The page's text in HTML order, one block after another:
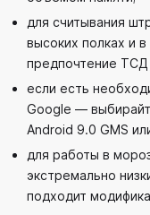
для считывания
высоких полках и
предпочтение
если есть
Google —
Android 9.0 GMS
для работы в
экстремально
подходит